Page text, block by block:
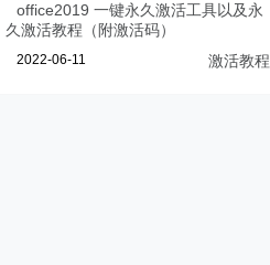
office2019 一键永久激活工具以及永
久激活教程（附激活码）
2022-06-11 激活教程